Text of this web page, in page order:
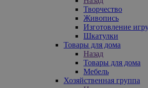
Творчество
Живопись
Изготовление
Шкатулки
Товары для дома
Назад
Товары для дома
Мебель
Хозяйственная группа